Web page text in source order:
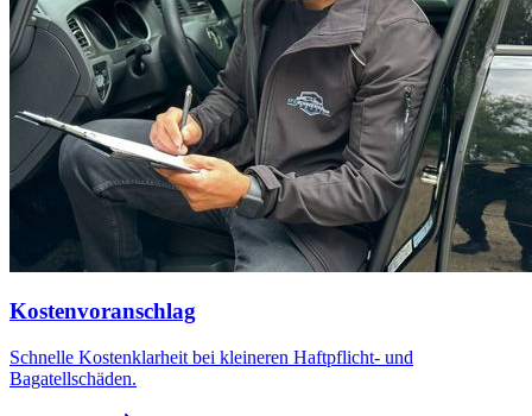
Kostenvoranschlag
Schnelle Kostenklarheit bei kleineren Haftpflicht- und
Bagatellschäden.